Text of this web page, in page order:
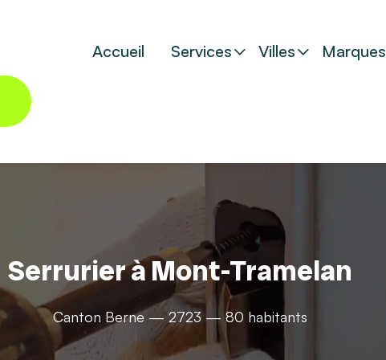
Accueil Services Villes Marques
Serrurier à Mont-Tramelan
Canton Berne — 2723 — 80 habitants